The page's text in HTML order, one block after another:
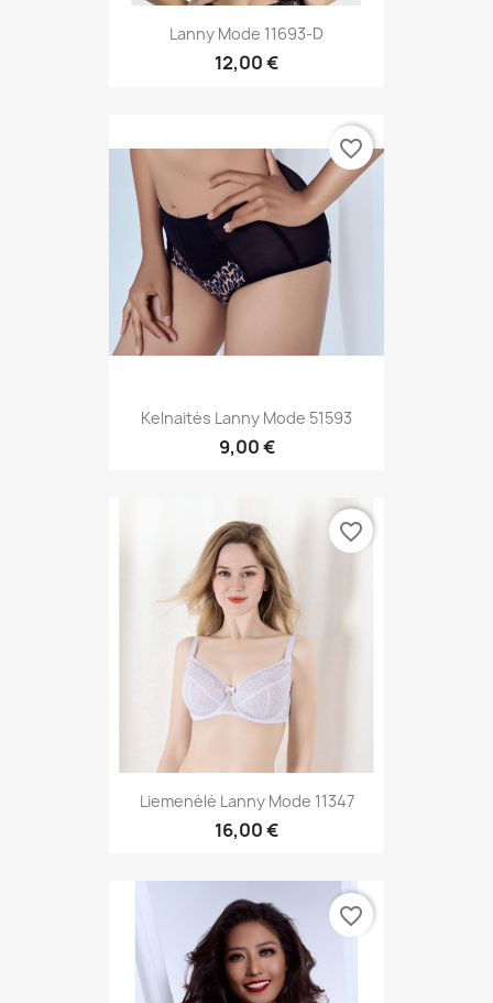
Lanny Mode 11693-D
12,00 €
Kelnaitės Lanny Mode 51593
9,00 €
favorite_border
Liemenėlė Lanny Mode 11347
16,00 €
favorite_border
favorite_border